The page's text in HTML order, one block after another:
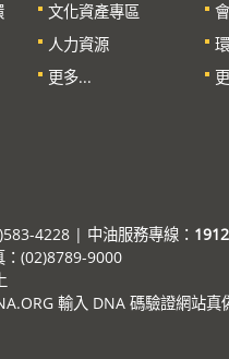
文化資產專區
人力資源
更多...
4228 | 中油服務專線： 1912
(02)8789-9000
輸入 DNA 碼驗證網站真